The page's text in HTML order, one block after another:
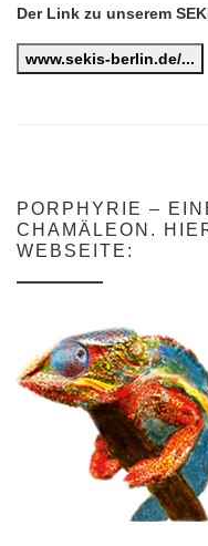
Der Link zu unserem
www.sekis-berlin.de/...
PORPHYRIE –
CHAMÄLEON.
WEBSEITE: